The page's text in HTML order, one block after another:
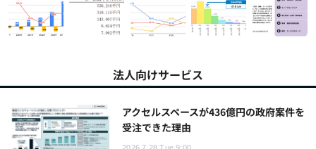
法人向けサービス
アクセルスペースが436億円の政府案件を
受注できた理由